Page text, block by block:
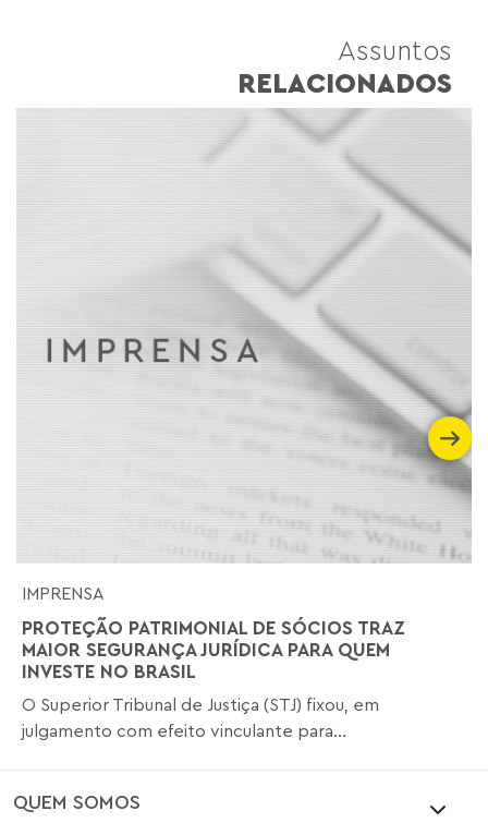
Assuntos
RELACIONADOS
IMPRENSA
PROTEÇÃO PATRIMONIAL DE SÓCIOS TRAZ
MAIOR SEGURANÇA JURÍDICA PARA QUEM
INVESTE NO BRASIL
O Superior Tribunal de Justiça (STJ) fixou, em
julgamento com efeito vinculante para...
QUEM SOMOS